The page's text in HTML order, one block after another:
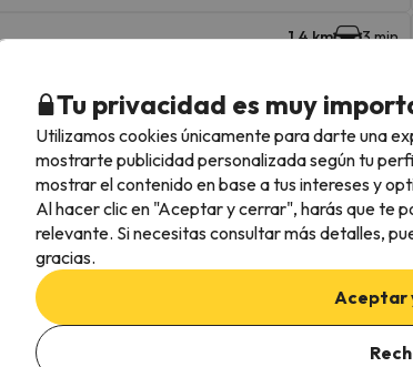
1.4 km 3 min
4 km 8 min
5.5 km 16 min
9.3 km 13 min
Melezes - Studio Pour 2
Tu privacidad es muy
Utilizamos cookies únicamente para darte una
mostrarte publicidad personalizada según tu
mostrar el contenido en base a tus intereses y
Al hacer clic en "Aceptar y cerrar", harás que te
relevante. Si necesitas consultar más detalles,
gracias.
Aceptar